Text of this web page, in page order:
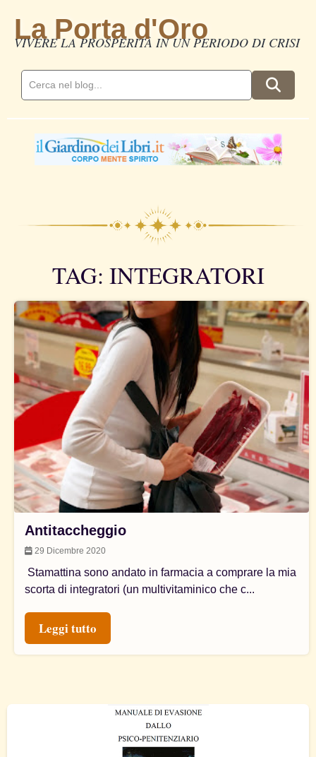
La Porta d'Oro
VIVERE LA PROSPERITÀ IN UN PERIODO DI CRISI
TAG: INTEGRATORI
Antitaccheggio
29 Dicembre 2020
Stamattina sono andato in farmacia a comprare la mia
scorta di integratori (un multivitaminico che c...
Leggi tutto